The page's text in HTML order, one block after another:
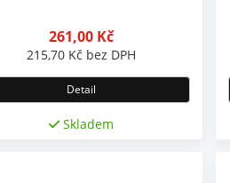
261,00 Kč
215,70 Kč bez DPH
Detail
Skladem